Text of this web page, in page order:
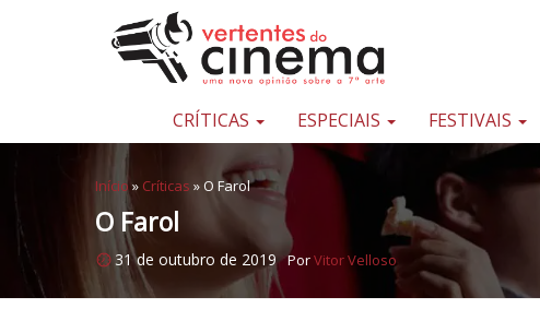
Pular para o conteúdo
Uma
sobre
sétima
arte
CRÍTICAS ESPECIAIS FESTIVAIS
Início » Críticas »O Farol
O Farol
31 de outubro de 2019 PorVitor Velloso